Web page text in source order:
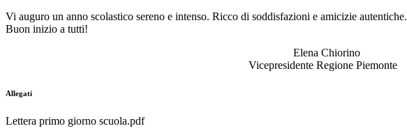
Vi auguro un anno scolastico sereno e intenso. Ricco di soddisfazioni e amicizie autentiche.
Buon inizio a tutti!
Elena Chiorino
Vicepresidente Regione Piemonte
Allegati
Lettera primo giorno scuola.pdf